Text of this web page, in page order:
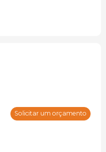
Solicitar um orçamento